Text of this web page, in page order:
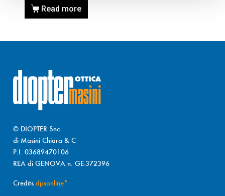
Read more
© DIOPTER Snc
di Masini Chiara & C
P.I. 03689470106
REA di GENOVA n. GE-372396
Credits dpsonline*